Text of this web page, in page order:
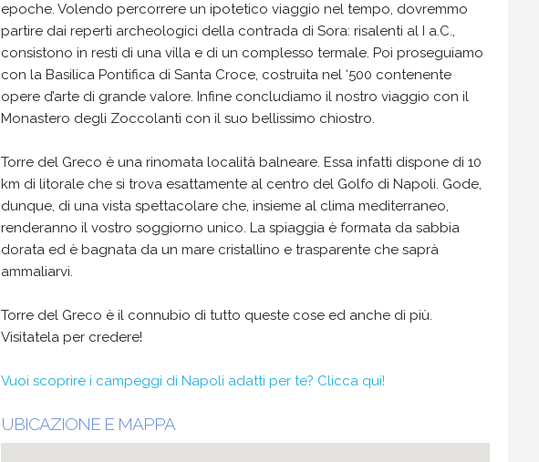
epoche. Volendo percorrere un ipotetico viaggio nel tempo, dovremmo
partire dai reperti archeologici della contrada di Sora: risalenti al I a.C.,
consistono in resti di una villa e di un complesso termale. Poi proseguiamo
con la Basilica Pontifica di Santa Croce, costruita nel ‘500 contenente
opere d’arte di grande valore. Infine concludiamo il nostro viaggio con il
Monastero degli Zoccolanti con il suo bellissimo chiostro.
Torre del Greco è una rinomata località balneare. Essa infatti dispone di 10
km di litorale che si trova esattamente al centro del Golfo di Napoli. Gode,
dunque, di una vista spettacolare che, insieme al clima mediterraneo,
renderanno il vostro soggiorno unico. La spiaggia è formata da sabbia
dorata ed è bagnata da un mare cristallino e trasparente che saprà
ammaliarvi.
Torre del Greco è il connubio di tutto queste cose ed anche di più.
Visitatela per credere!
Vuoi scoprire i campeggi di Napoli adatti per te? Clicca qui!
UBICAZIONE E MAPPA